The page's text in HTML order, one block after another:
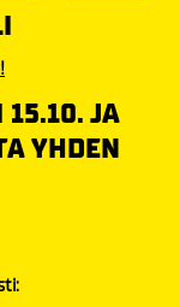
15.10. JA
YHDEN